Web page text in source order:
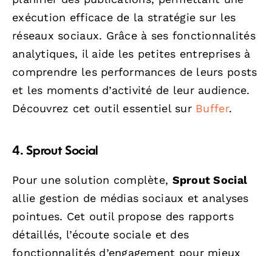
exécution efficace de la stratégie sur les
réseaux sociaux. Grâce à ses fonctionnalités
analytiques, il aide les petites entreprises à
comprendre les performances de leurs posts
et les moments d’activité de leur audience.
Découvrez cet outil essentiel sur Buffer.
4. Sprout Social
Pour une solution complète, Sprout Social
allie gestion de médias sociaux et analyses
pointues. Cet outil propose des rapports
détaillés, l’écoute sociale et des
fonctionnalités d’engagement pour mieux